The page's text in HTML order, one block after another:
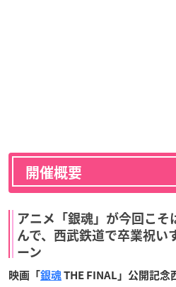
開催概要
アニメ「銀魂」が今回こそ
んで、西武鉄道で卒業祝い
ーン
映画「 銀魂 THE FINAL」公開記念